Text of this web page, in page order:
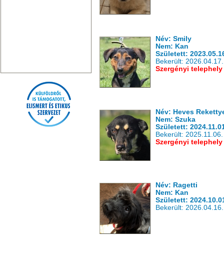
Név: Smily
Nem: Kan
Született:
Bekerült: 2026.04.17.
Szergényi telephely
Név: Heves
Nem: Szuka
Született:
Bekerült: 2025.11.06.
Szergényi telephely
Név: Ragetti
Nem: Kan
Született:
Bekerült: 2026.04.16.